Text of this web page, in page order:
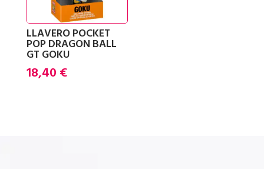
LLAVERO POCKET
POP DRAGON BALL
GT GOKU
18,40 €